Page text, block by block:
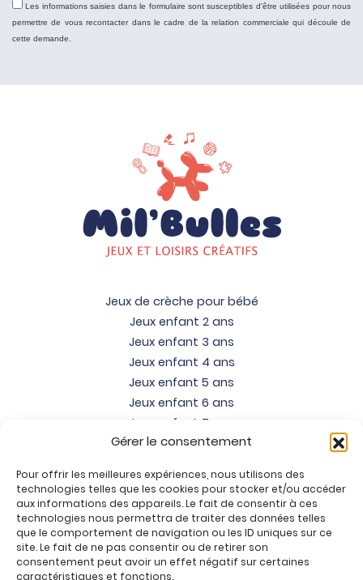
Gérer le consentement
Pour offrir les meilleures expériences, nous utilisons des
technologies telles que les cookies pour stocker et/ou accéder
aux informations des appareils. Le fait de consentir à ces
technologies nous permettra de traiter des données telles
que le comportement de navigation ou les ID uniques sur ce
site. Le fait de ne pas consentir ou de retirer son
consentement peut avoir un effet négatif sur certaines
caractéristiques et fonctions.
Les informations saisies dans le formulaire sont susceptibles d'être utilisées pour nous
permettre de vous recontacter dans le cadre de la relation commerciale qui découle de
cette demande.
Jeux de crèche pour bébé
Jeux enfant 2 ans
Jeux enfant 3 ans
Jeux enfant 4 ans
Jeux enfant 5 ans
Jeux enfant 6 ans
Jeux enfant 7 ans
Jeux enfant 8 ans
Jeux enfant 10 ans
Jeux enfant 11 ans
Jeux enfant 12 ans
Tous nos produits
Promos jeux de loisirs créatifs